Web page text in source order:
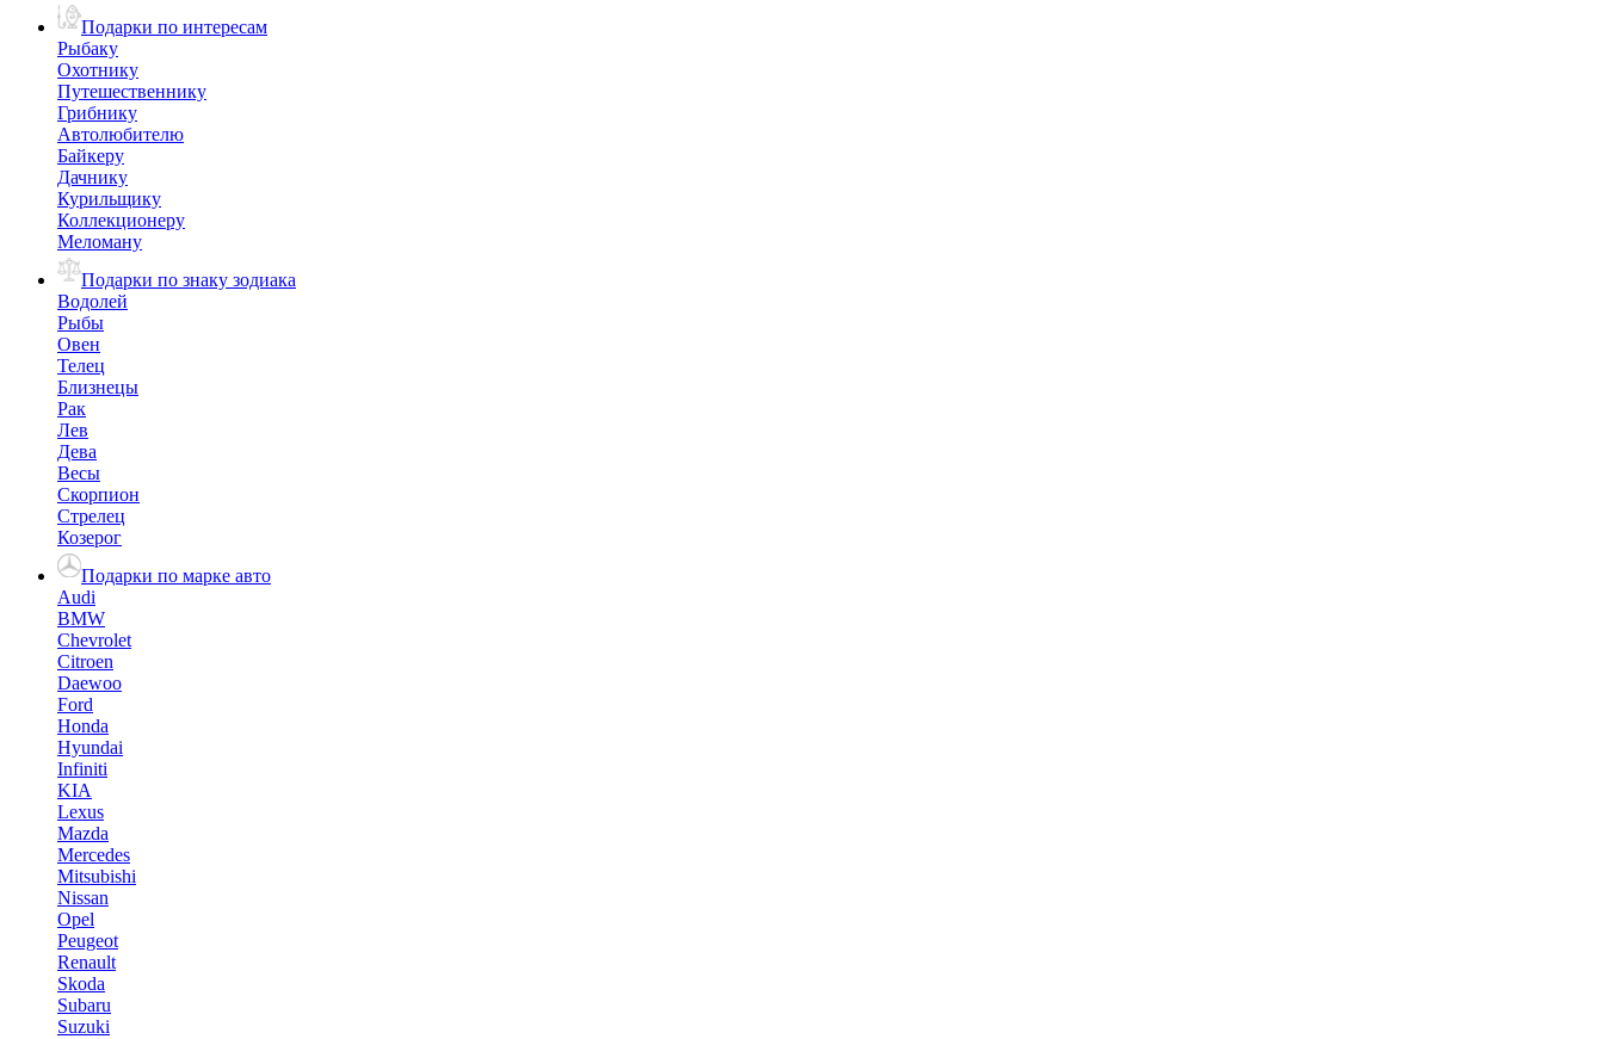
Подарки по интересам
Рыбаку
Охотнику
Путешественнику
Грибнику
Автолюбителю
Байкеру
Дачнику
Курильщику
Коллекционеру
Меломану
Подарки по знаку зодиака
Водолей
Рыбы
Овен
Телец
Близнецы
Рак
Лев
Дева
Весы
Скорпион
Стрелец
Козерог
Подарки по марке авто
Audi
BMW
Chevrolet
Citroen
Daewoo
Ford
Honda
Hyundai
Infiniti
KIA
Lexus
Mazda
Mercedes
Mitsubishi
Nissan
Opel
Peugeot
Renault
Skoda
Subaru
Suzuki